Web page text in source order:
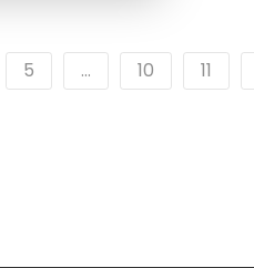
5 … 10 11